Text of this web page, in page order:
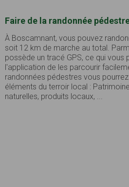
Faire de la randonnée
À Boscamnant, vous pouvez
soit 12 km de marche au total.
possède un tracé GPS, ce qui vous
l'application de les parcourir
randonnées pédestres vous
éléments du terroir local :
naturelles, produits locaux, ...